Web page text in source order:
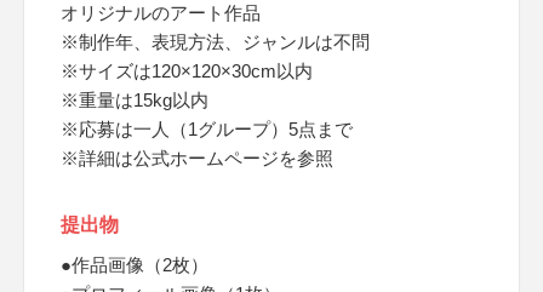
オリジナルのアート作品
※制作年、表現方法、ジャンルは不問
※サイズは120×120×30cm以内
※重量は15kg以内
※応募は一人（1グループ）5点まで
※詳細は公式ホームページを参照
提出物
●作品画像（2枚）